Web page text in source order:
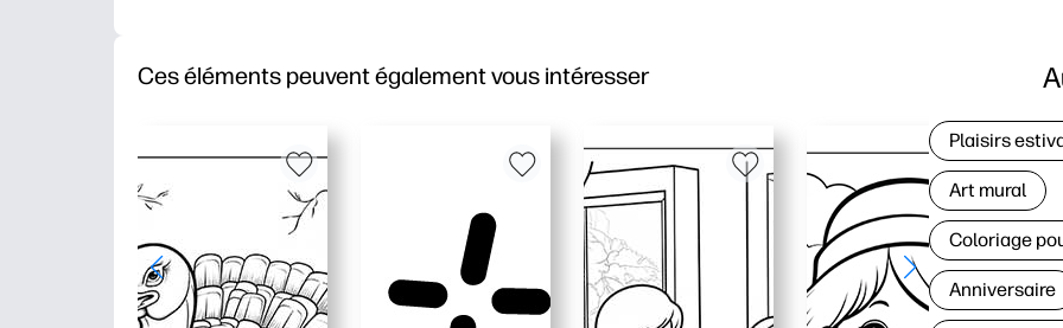
Ces éléments peuvent également vous intéresser
Plaisirs
Art mural
Coloriage
Anniversaire